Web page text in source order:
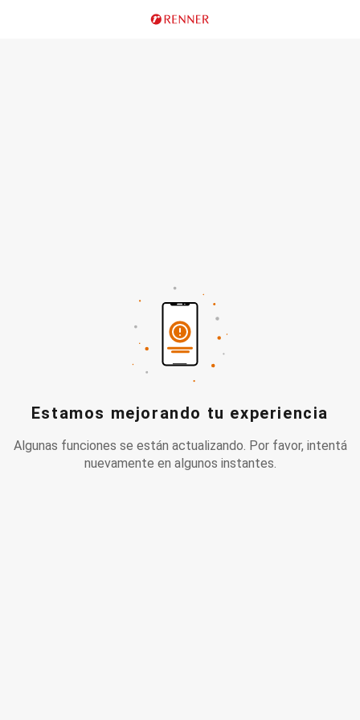
Estamos mejorando tu experiencia
Algunas funciones se están actualizando. Por favor, intentá
nuevamente en algunos instantes.